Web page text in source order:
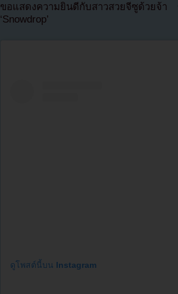
ขอแสดงความยินดีกับสาวสวยจีซูด้วยจ้า
‘Snowdrop’
ดูโพสต์นี้บน Instagram